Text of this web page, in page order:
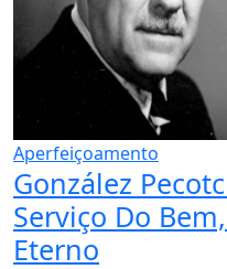
Aperfeiçoamento
González
Serviço Do
Eterno